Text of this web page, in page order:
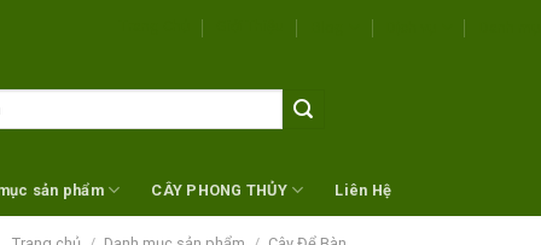
sản phẩm CÂY PHONG THỦY Liên Hệ